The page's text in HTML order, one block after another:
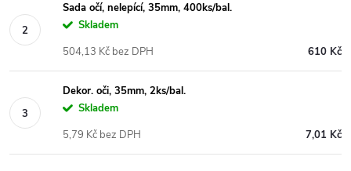
Sada očí, nelepící, 35mm, 400ks/bal.
Skladem
610 Kč
504,13 Kč bez DPH
Dekor. oči, 35mm, 2ks/bal.
Skladem
7,01 Kč
5,79 Kč bez DPH